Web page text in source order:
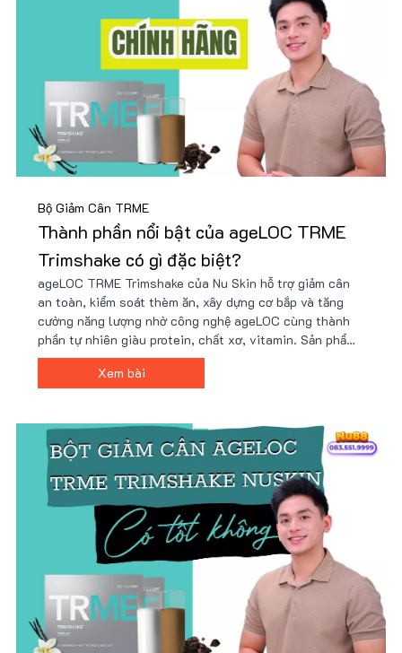
Bộ Giảm Cân TRME
Thành phần nổi bật của ageLOC TRME
Trimshake có gì đặc biệt?
ageLOC TRME Trimshake của Nu Skin hỗ trợ giảm cân
an toàn, kiểm soát thèm ăn, xây dựng cơ bắp và tăng
cường năng lượng nhờ công nghệ ageLOC cùng thành
phần tự nhiên giàu protein, chất xơ, vitamin. Sản phẩm
tiện lợi, dễ sử dụng, phù hợp lối sống bận rộn và mục
tiêu sức khỏe. Giá ưu đãi tại Nu88!
Xem bài